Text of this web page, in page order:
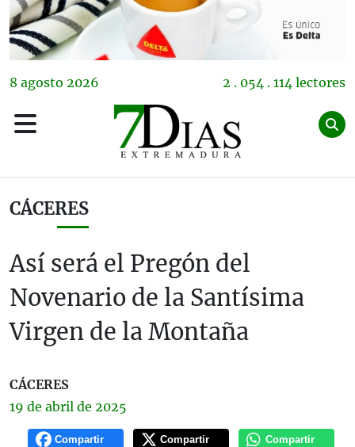
8 agosto 2026 2 . 054 . 114 lectores
CÁCERES
Así será el Pregón del
Novenario de la Santísima
Virgen de la Montaña
CÁCERES
19 de abril de 2025
Compartir Compartir Compartir